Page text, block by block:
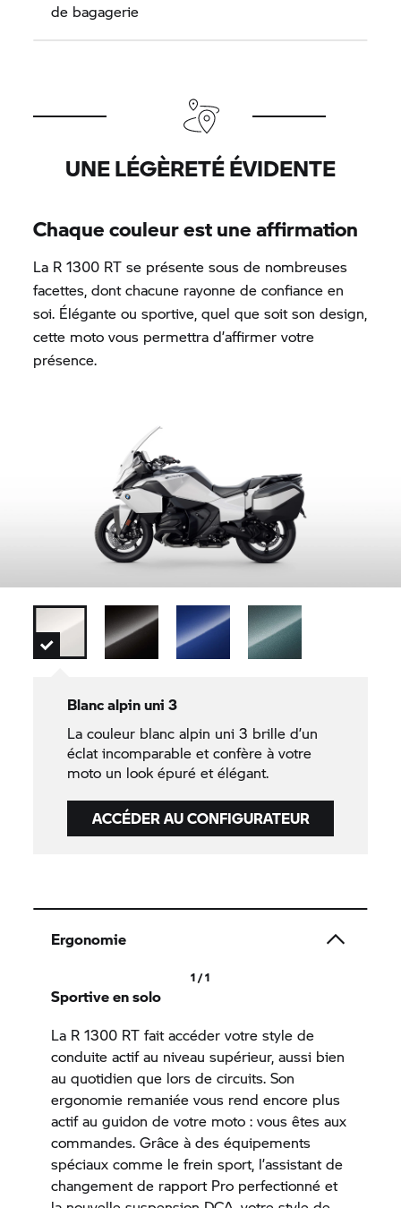
de bagagerie
UNE LÉGÈRETÉ ÉVIDENTE
Chaque couleur est une affirmation
La R 1300 RT se présente sous de nombreuses
facettes, dont chacune rayonne de confiance en
soi. Élégante ou sportive, quel que soit son design,
cette moto vous permettra d’affirmer votre
présence.
Blanc alpin uni 3
La couleur blanc alpin uni 3 brille d’un
éclat incomparable et confère à votre
moto un look épuré et élégant.
ACCÉDER AU CONFIGURATEUR
Ergonomie
1 / 1
Sportive en solo
La R 1300 RT fait accéder votre style de
conduite actif au niveau supérieur, aussi bien
au quotidien que lors de circuits. Son
ergonomie remaniée vous rend encore plus
actif au guidon de votre moto : vous êtes aux
commandes. Grâce à des équipements
spéciaux comme le frein sport, l’assistant de
changement de rapport Pro perfectionné et